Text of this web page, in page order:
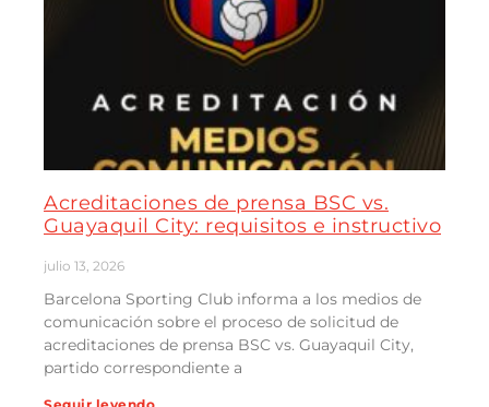
Acreditaciones de prensa BSC vs.
Guayaquil City: requisitos e instructivo
julio 13, 2026
Barcelona Sporting Club informa a los medios de
comunicación sobre el proceso de solicitud de
acreditaciones de prensa BSC vs. Guayaquil City,
partido correspondiente a